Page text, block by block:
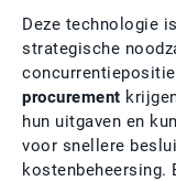
Deze technologie
strategische
procurement
hun uitgaven en
voor snellere
kostenbeheersing.